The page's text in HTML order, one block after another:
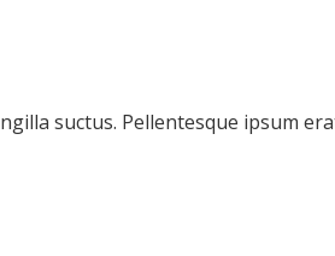
suctus. Pellentesque ipsum